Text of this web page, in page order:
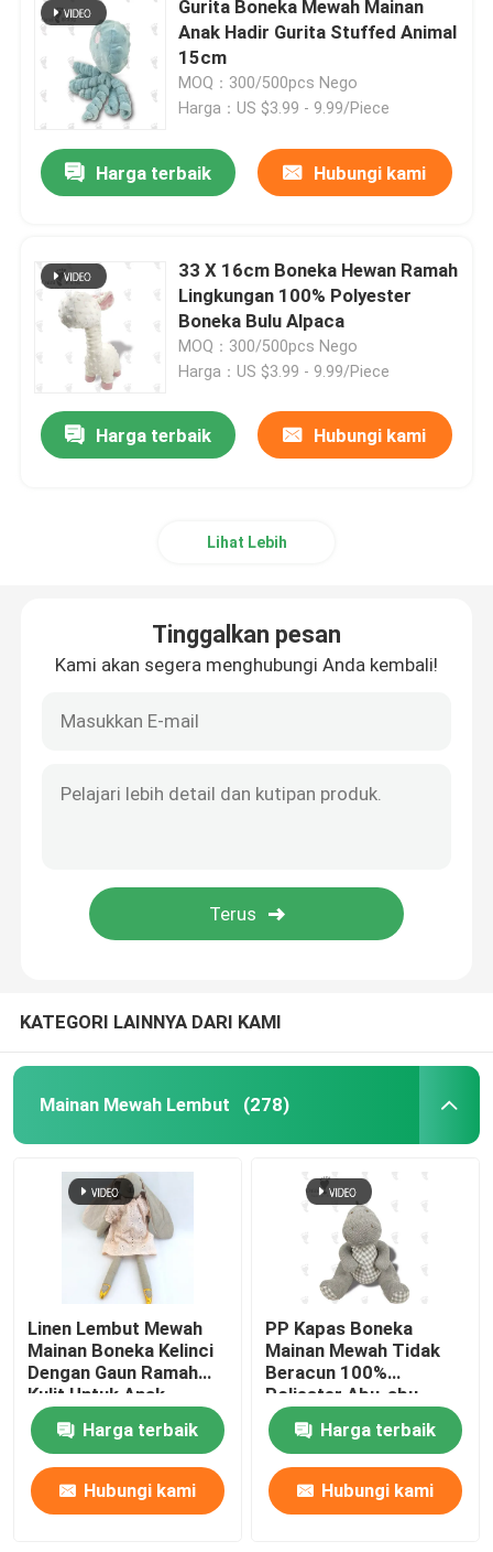
Kursi Duduk Bayi
Sofa Hewan Boneka
Mainan Pendidikan Lembut
Ransel Mainan Mewah
Syal Hewan
Gurita Boneka Mewah Mainan
Anak Hadir Gurita Stuffed Animal
15cm
MOQ：300/500pcs Nego
Harga：US $3.99 - 9.99/Piece
Harga terbaik Hubungi kami
33 X 16cm Boneka Hewan Ramah
Lingkungan 100% Polyester
Boneka Bulu Alpaca
MOQ：300/500pcs Nego
Harga：US $3.99 - 9.99/Piece
Harga terbaik Hubungi kami
Lihat Lebih
Tinggalkan pesan
Kami akan segera menghubungi Anda kembali!
KATEGORI LAINNYA DARI KAMI
Mainan Mewah Lembut (278)
Linen Lembut Mewah
Mainan Boneka Kelinci
Dengan Gaun Ramah
Kulit Untuk Anak
Perempuan Hadiah
Harga terbaik
Hubungi kami
PP Kapas Boneka
Mainan Mewah Tidak
Beracun 100%
Poliester Abu-abu
Dinosaurus Mewah
28cm Harga terbaik
Hubungi kami